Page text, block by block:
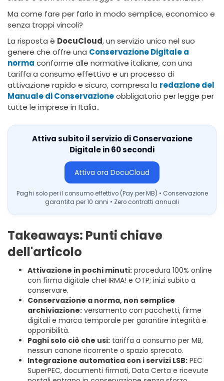
Ma come fare per farlo in modo semplice, economico e
senza troppi vincoli?
La risposta è DocuCloud, un servizio unico nel suo
genere che offre una Conservazione Digitale a
norma conforme alle normative italiane, con una
tariffa a consumo effettivo e un processo di
attivazione rapido e sicuro, compresa la redazione del
Manuale di Conservazioneobbligatorio per legge per
tutte le imprese in Italia..
Attiva subito il servizio di Conservazione
Digitale in 60 secondi
Attiva ora DocuCloud
Paghi solo per il consumo effettivo (Pay per MB) • Conservazione
garantita per 10 anni • Zero contratti annuali
Takeaways: Punti chiave
dell'articolo
Attivazione in pochi minuti: procedura 100% online
con firma digitale cheFIRMA! e OTP; inizi subito a
conservare.
Conservazione a norma, non semplice
archiviazione: versamento con pacchetti, firme
digitali e marca temporale per garantire integrità e
opponibilità.
Paghi solo ciò che usi: tariffa a consumo per MB,
nessun canone ricorrente o spazio sprecato.
Integrazione automatica con i servizi LSB: PEC
SuperPEC, documenti firmati, Data Certa e ricevute